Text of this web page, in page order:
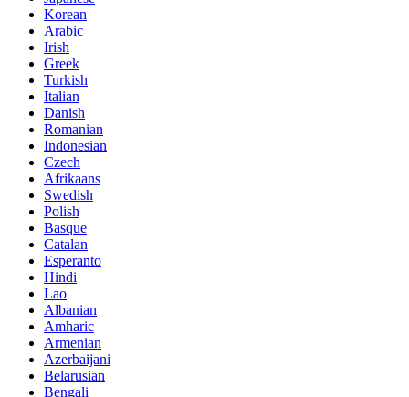
Korean
Arabic
Irish
Greek
Turkish
Italian
Danish
Romanian
Indonesian
Czech
Afrikaans
Swedish
Polish
Basque
Catalan
Esperanto
Hindi
Lao
Albanian
Amharic
Armenian
Azerbaijani
Belarusian
Bengali